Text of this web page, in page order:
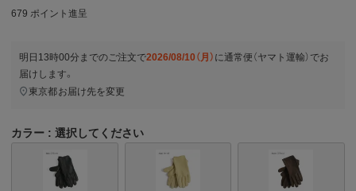
679 ポイント進呈
明日 13時00分 までのご注文で2026/08/10（月） に通常便（ヤマト運輸） でお
届けします。
東京都お届け先を変更
カラー 選択してください